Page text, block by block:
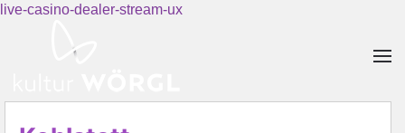
live-casino-dealer-stream-ux